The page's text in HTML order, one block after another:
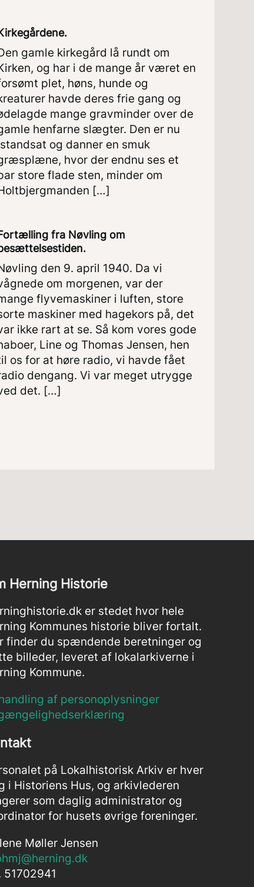
gamle kirkegård lå rundt om
og har i de mange år været en
plet, høns, hunde og
havde deres frie gang og
mange gravminder over de
henfarne slægter. Den er nu
og danner en smuk
hvor der endnu ses et
store flade sten, minder om
[…]
fra Nøvling om
den 9. april 1940. Da vi
om morgenen, var der
flyvemaskiner i luften, store
maskiner med hagekors på, det
ikke rart at se. Så kom vores gode
Line og Thomas Jensen, hen
os for at høre radio, vi havde fået
dengang. Vi var meget utrygge
det. […]
Herning Historie
er stedet hvor hele
Kommunes historie bliver fortalt.
finder du spændende beretninger og
billeder, leveret af lokalarkiverne i
Kommune.
af personoplysninger
på Lokalhistorisk Arkiv er hver
i Historiens Hus, og arkivlederen
som daglig administrator og
for husets øvrige foreninger.
Møller Jensen
51702941